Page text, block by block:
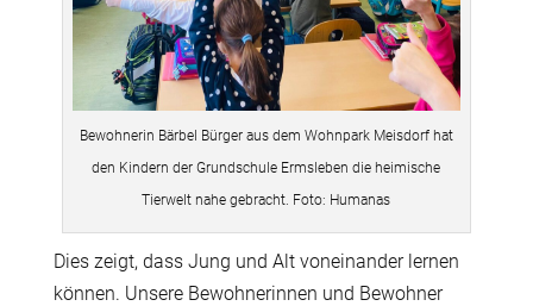
Bewohnerin Bärbel Bürger aus dem Wohnpark Meisdorf hat
den Kindern der Grundschule Ermsleben die heimische
Tierwelt nahe gebracht. Foto: Humanas
Dies zeigt, dass Jung und Alt voneinander lernen
können. Unsere Bewohnerinnen und Bewohner